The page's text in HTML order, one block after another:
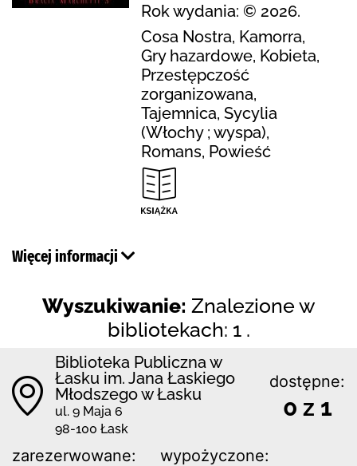
Rok wydania: © 2026.
Cosa Nostra, Kamorra,
Gry hazardowe, Kobieta,
Przestępczość
zorganizowana,
Tajemnica, Sycylia
(Włochy ; wyspa),
Romans, Powieść
Więcej informacji
Wyszukiwanie: Znalezione w
bibliotekach: 1 .
Biblioteka Publiczna w
Łasku im. Jana Łaskiego
Młodszego w Łasku
ul. 9 Maja 6
98-100 Łask
dostępne:
0 z 1
zarezerwowane: wypożyczone: